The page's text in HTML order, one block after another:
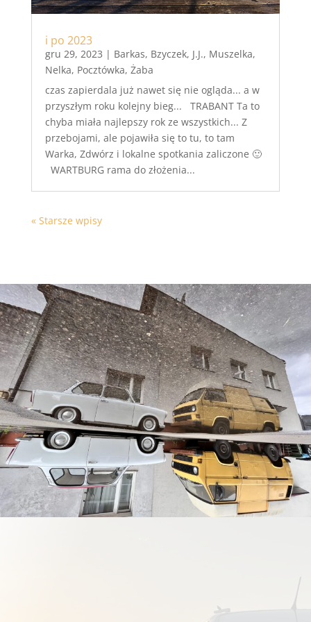
i po 2023
gru 29, 2023 | Barkas, Bzyczek, J.J., Muszelka,
Nelka, Pocztówka, Żaba
czas zapierdala już nawet się nie ogląda... a w
przyszłym roku kolejny bieg... TRABANT Ta to
chyba miała najlepszy rok ze wszystkich... Z
przebojami, ale pojawiła się to tu, to tam
Warka, Zdwórz i lokalne spotkania zaliczone 🙂
WARTBURG rama do złożenia...
« Starsze wpisy